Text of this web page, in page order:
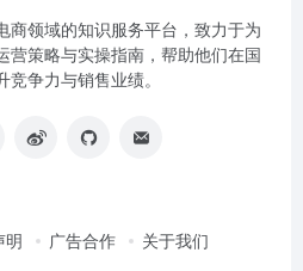
商领域的知识服务平台，致力于为
营策略与实操指南，帮助他们在国
竞争力与销售业绩。
明 广告合作 关于我们